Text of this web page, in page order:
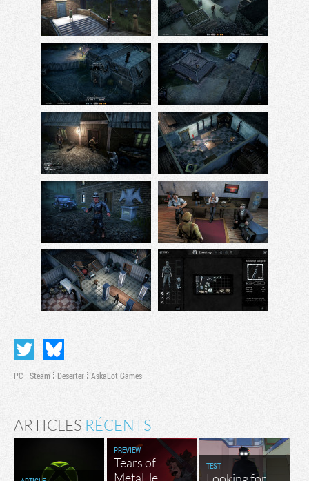
PC Steam Deserter AskaLot Games
ARTICLES RÉCENTS
PREVIEW
Tears of
Metal, le
TEST